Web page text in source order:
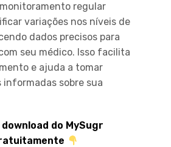
regular
variações nos níveis de
dados precisos para
seu médico. Isso facilita
e ajuda a tomar
informadas sobre sua
download do MySugr